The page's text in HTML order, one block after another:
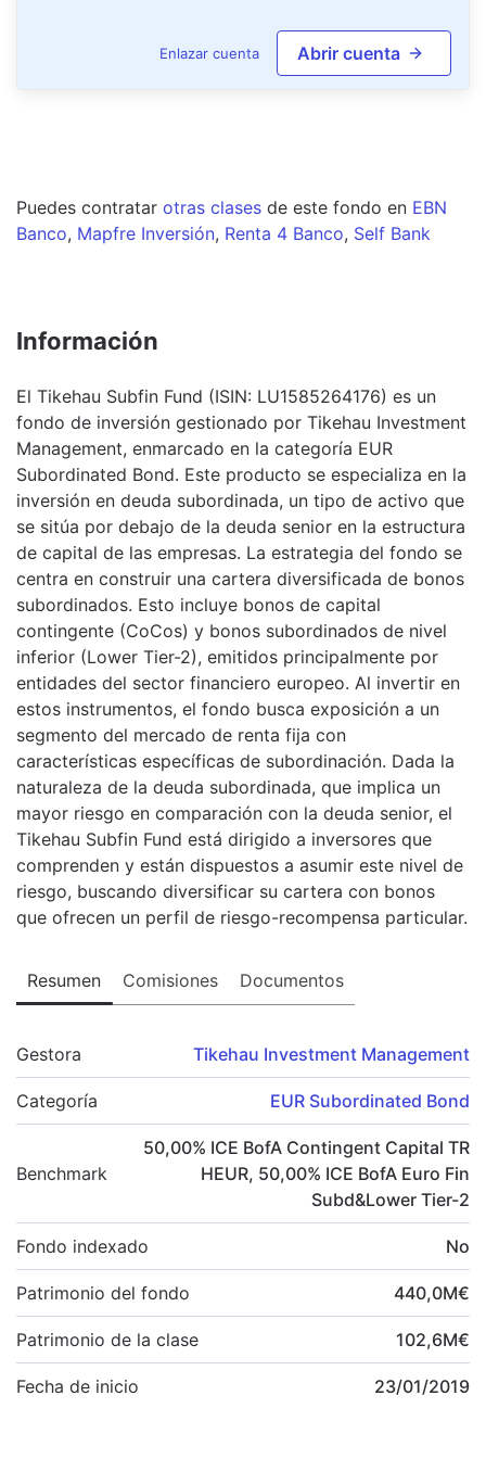
Enlazar cuenta Abrir cuenta
Puedes contratar otras clases de este fondo en EBN
Banco, Mapfre Inversión, Renta 4 Banco, Self Bank
Información
El Tikehau Subfin Fund (ISIN: LU1585264176) es un
fondo de inversión gestionado por Tikehau Investment
Management, enmarcado en la categoría EUR
Subordinated Bond. Este producto se especializa en la
inversión en deuda subordinada, un tipo de activo que
se sitúa por debajo de la deuda senior en la estructura
de capital de las empresas. La estrategia del fondo se
centra en construir una cartera diversificada de bonos
subordinados. Esto incluye bonos de capital
contingente (CoCos) y bonos subordinados de nivel
inferior (Lower Tier-2), emitidos principalmente por
entidades del sector financiero europeo. Al invertir en
estos instrumentos, el fondo busca exposición a un
segmento del mercado de renta fija con
características específicas de subordinación. Dada la
naturaleza de la deuda subordinada, que implica un
mayor riesgo en comparación con la deuda senior, el
Tikehau Subfin Fund está dirigido a inversores que
comprenden y están dispuestos a asumir este nivel de
riesgo, buscando diversificar su cartera con bonos
que ofrecen un perfil de riesgo-recompensa particular.
Resumen Comisiones Documentos
Gestora Tikehau Investment Management
Categoría EUR Subordinated Bond
Benchmark
50,00% ICE BofA Contingent Capital TR
HEUR, 50,00% ICE BofA Euro Fin
Subd&Lower Tier-2
Fondo indexado No
Patrimonio del fondo 440,0M€
Patrimonio de la clase 102,6M€
Fecha de inicio 23/01/2019